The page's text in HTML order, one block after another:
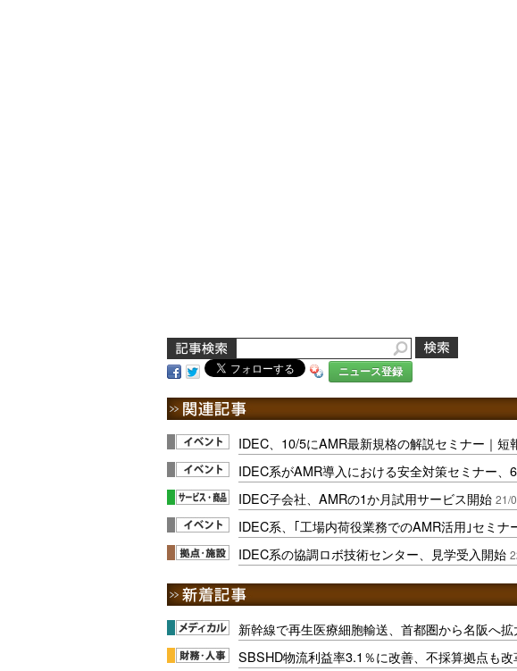
ニュース登録
IDEC、10/5にAMR最新規格の解説セミナー｜短
IDEC系がAMR導入における安全対策セミナー、
IDEC子会社、AMRの1か月試用サービス開始 21/
IDEC系、｢工場内荷役業務でのAMR活用｣セミナ
IDEC系の協調ロボ技術センター、見学受入開始
新幹線で再生医療細胞輸送、首都圏から名阪へ拡
SBSHD物流利益率3.1％に改善、不採算拠点も改